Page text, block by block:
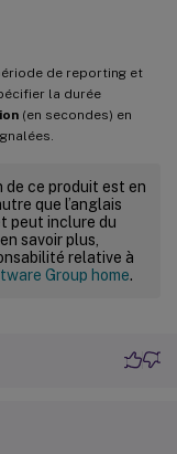
de reporting et
la durée
(en secondes) en
ce produit est en
que l’anglais
peut inclure du
savoir plus,
relative à
Group home.